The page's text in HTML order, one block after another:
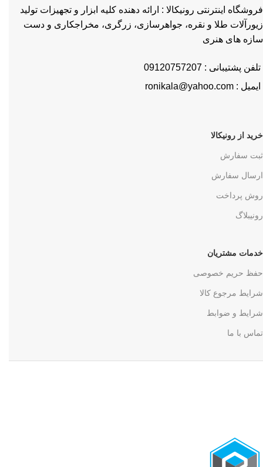
فروشگاه اینترنتی رونیکالا : ارائه دهنده کلیه ابزار و تجهیزات تولید
زیورآلات طلا و نقره، جواهرسازی، زرگری، مخراجکاری و دست
سازه های هنری
تلفن پشتیبانی : 09120757207
ایمیل : ronikala@yahoo.com
خرید از رونیکالا
ثبت سفارش
ارسال سفارش
روش پرداخت
رونیبلاگ
خدمات مشتریان
حفظ حریم خصوصی
شرایط مرجوع کالا
شرایط و ضوابط
تماس با ما